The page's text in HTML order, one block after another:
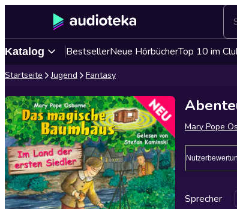
Katalog BestsellerNeue HörbücherTop 10 im
Startseite Jugend Fantasy
Mary Pope
Sprecher